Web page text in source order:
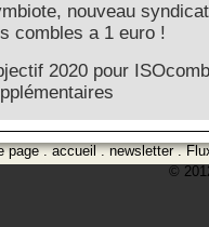
nouveau
combles a 1 euro !
2020 pour
page.accueil.newsletter.
©